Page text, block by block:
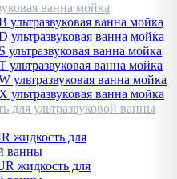
ванна мойка
ультразвуковая ванна мойка
ультразвуковая ванна мойка
ультразвуковая ванна мойка
ультразвуковая ванна мойка
ультразвуковая ванна мойка
ультразвуковая ванна мойка
для ультразвуковой ванны
жидкость для
ванны
жидкость для